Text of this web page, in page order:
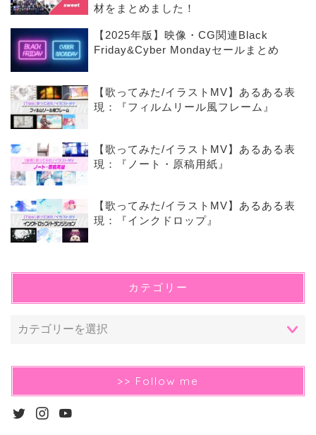
材をまとめました！
【2025年版】映像・CG関連Black
Friday&Cyber Mondayセールまとめ
【歌ってみた/イラストMV】あるある表
現：『フィルムリール風フレーム』
【歌ってみた/イラストMV】あるある表
現：『ノート・原稿用紙』
【歌ってみた/イラストMV】あるある表
現：『インクドロップ』
カテゴリー
>> Follow me